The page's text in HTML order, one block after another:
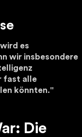
es
wir insbesondere
fast alle
könnten."
Die